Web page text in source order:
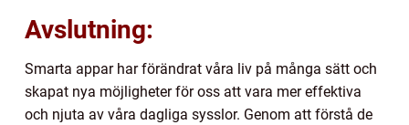
Avslutning:
Smarta appar har förändrat våra liv på många sätt och
skapat nya möjligheter för oss att vara mer effektiva
och njuta av våra dagliga sysslor. Genom att förstå de